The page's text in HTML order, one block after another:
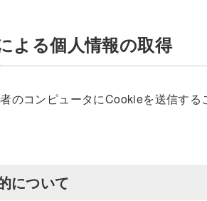
よる個人情報の取得
のコンピュータにCookieを送信する
について